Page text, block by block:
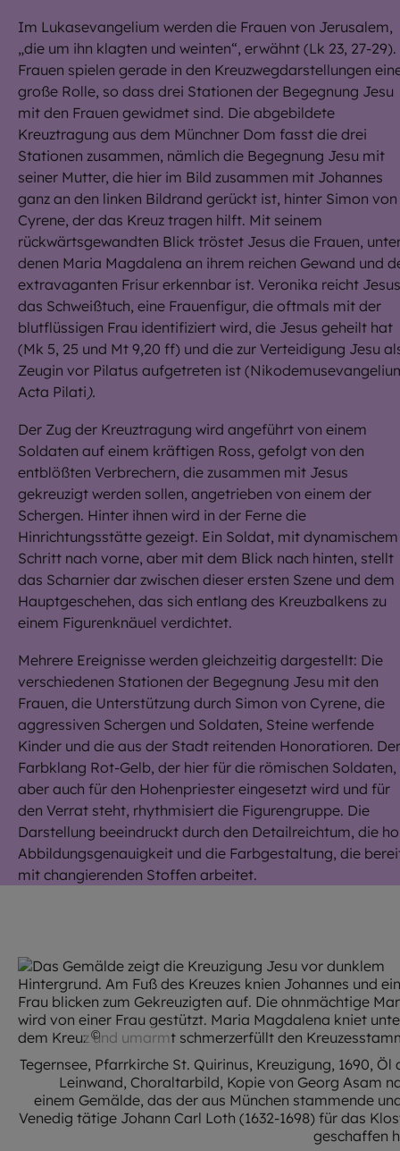
Im Lukasevangelium werden die Frauen von Jerusalem,
„die um ihn klagten und weinten“, erwähnt (Lk 23, 27-29).
Frauen spielen gerade in den Kreuzwegdarstellungen
große Rolle, so dass drei Stationen der Begegnung Jesu
mit den Frauen gewidmet sind. Die abgebildete
Kreuztragung aus dem Münchner Dom fasst die drei
Stationen zusammen, nämlich die Begegnung Jesu mit
seiner Mutter, die hier im Bild zusammen mit Johannes
ganz an den linken Bildrand gerückt ist, hinter Simon von
Cyrene, der das Kreuz tragen hilft. Mit seinem
rückwärtsgewandten Blick tröstet Jesus die Frauen,
denen Maria Magdalena an ihrem reichen Gewand und
extravaganten Frisur erkennbar ist. Veronika reicht Jesus
das Schweißtuch, eine Frauenfigur, die oftmals mit der
blutflüssigen Frau identifiziert wird, die Jesus geheilt hat
(Mk 5, 25 und Mt 9,20 ff) und die zur Verteidigung Jesu
Zeugin vor Pilatus aufgetreten ist
Acta Pilati ).
Der Zug der Kreuztragung wird angeführt von einem
Soldaten auf einem kräftigen Ross, gefolgt von den
entblößten Verbrechern, die zusammen mit Jesus
gekreuzigt werden sollen, angetrieben von einem der
Schergen. Hinter ihnen wird in der Ferne die
Hinrichtungsstätte gezeigt. Ein Soldat, mit dynamischem
Schritt nach vorne, aber mit dem Blick nach hinten, stellt
das Scharnier dar zwischen dieser ersten Szene und dem
Hauptgeschehen, das sich entlang des Kreuzbalkens zu
einem Figurenknäuel verdichtet.
Mehrere Ereignisse werden gleichzeitig dargestellt: Die
verschiedenen Stationen der Begegnung Jesu mit den
Frauen, die Unterstützung durch Simon von Cyrene, die
aggressiven Schergen und Soldaten, Steine werfende
Kinder und die aus der Stadt reitenden Honoratioren. Der
Farbklang Rot-Gelb, der hier für die römischen Soldaten,
aber auch für den Hohenpriester eingesetzt wird und für
den Verrat steht, rhythmisiert die Figurengruppe. Die
Darstellung beeindruckt durch den Detailreichtum, die
Abbildungsgenauigkeit und die Farbgestaltung, die
mit changierenden Stoffen arbeitet.
© Mülbe91
Tegernsee, Pfarrkirche St. Quirinus, Kreuzigung, 1690, Öl
Leinwand, Choraltarbild, Kopie von Georg Asam
einem Gemälde, das der aus München stammende
Venedig tätige Johann Carl Loth (1632-1698) für das
geschaffen